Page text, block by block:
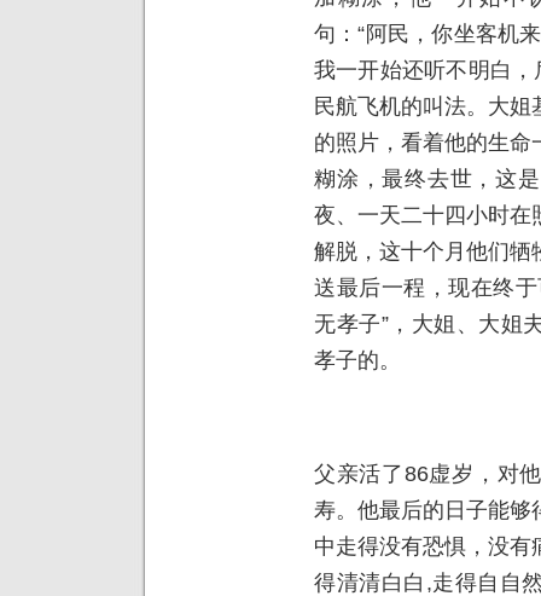
句：“阿民，你坐客机
我一开始还听不明白，
民航飞机的叫法。大
的照片，看着他的生
糊涂，最终去世，这
夜、一天二十四小时在
解脱，这十个月他们牺
送最后一程，现在终
无孝子”，大姐、大姐
孝子的。
父亲活了86虚岁，对
寿。他最后的日子能
中走得没有恐惧，没
得清清白白,走得自自